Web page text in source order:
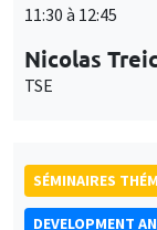
11:30 à 12:45
Nicolas
TSE
SÉMINAIRES
DEVELOPMENT